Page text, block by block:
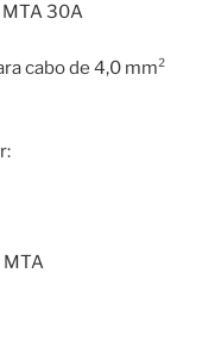
MTA 30A
cabo de 4,0 mm²